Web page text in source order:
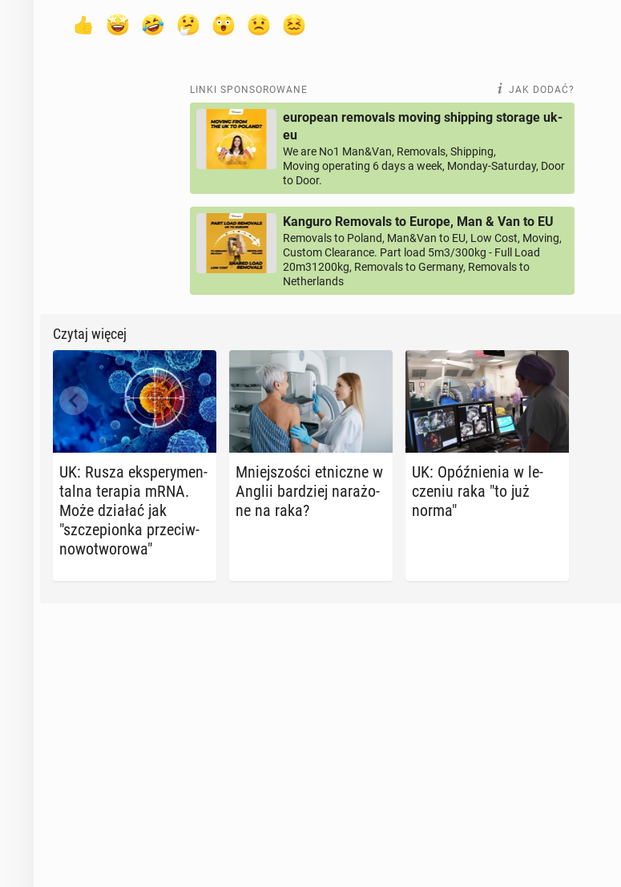
LINKI SPONSOROWANE JAK DODAĆ?
european removals moving shipping storage uk-
eu
We are No1 Man&Van, Removals, Shipping,
Moving operating 6 days a week, Monday-Saturday, Door
to Door.
Kanguro Removals to Europe, Man & Van to EU
Removals to Poland, Man&Van to EU, Low Cost, Moving,
Custom Clearance. Part load 5m3/300kg - Full Load
20m31200kg, Removals to Germany, Removals to
Netherlands
Czytaj więcej
UK: Rusza eks­pe­ry­men­
tal­na terapia mRNA.
Może działać jak
"szcze­pion­ka prze­ciw­
no­wo­two­ro­wa"
Mniej­szo­ści et­nicz­ne w
Anglii bar­dziej na­ra­żo­
ne na raka?
UK: Opóź­nie­nia w le­
cze­niu raka "to już
norma"